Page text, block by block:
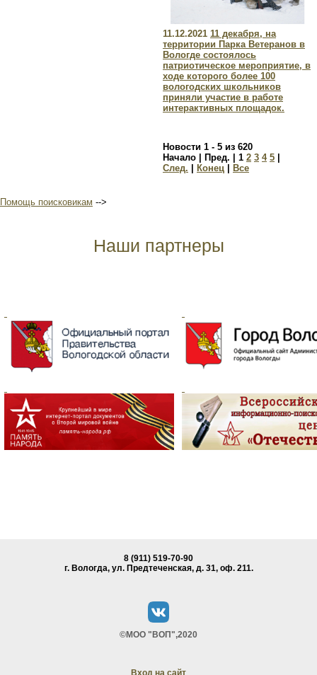
11.12.2021 11 декабря, на
территории Парка Ветеранов в
Вологде состоялось
патриотическое мероприятие, в
ходе которого более 100
вологодских школьников
приняли участие в работе
интерактивных площадок.
Новости 1 - 5 из 620
Начало | Пред. | 1 2 3 4 5
След.
Конец Все
Помощь поисковикам -->
Наши партнеры
8 (911) 519-70-90
г. Вологда, ул. Предтеченская, д. 31, oф. 211.
©МОО "ВОП",2020